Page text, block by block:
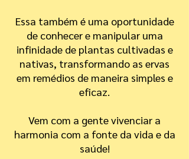
Serão 6 dias de Curso Vivencial
conduzido pelos professores Cris
Fernandes e
Essa também é uma oportunidade
de conhecer e manipular uma
infinidade de plantas cultivadas e
nativas, transformando as ervas
em remédios de maneira simples e
eficaz.
Vem com a gente vivenciar a
harmonia com a fonte da vida e da
saúde!